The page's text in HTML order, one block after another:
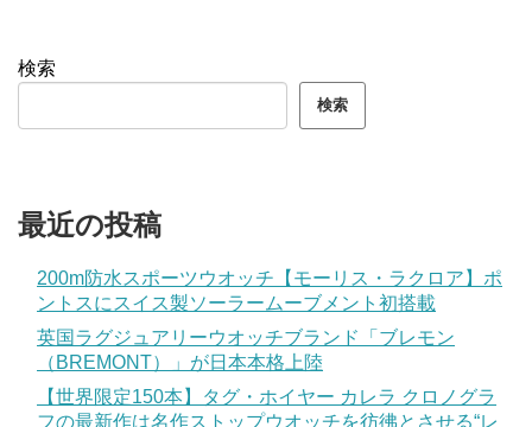
検索
検索
最近の投稿
200m防水スポーツウオッチ【モーリス・ラクロア】ポ
ントスにスイス製ソーラームーブメント初搭載
英国ラグジュアリーウオッチブランド「ブレモン
（BREMONT）」が日本本格上陸
【世界限定150本】タグ・ホイヤー カレラ クロノグラ
フの最新作は名作ストップウオッチを彷彿とさせる“レ